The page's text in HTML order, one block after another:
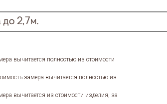
вычитается полностью из стоимости
замера вычитается полностью из
вычитается из стоимости изделия, за